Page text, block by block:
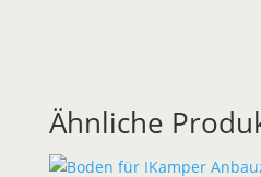
Ähnliche